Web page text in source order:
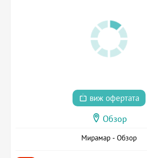
виж офертата
Обзор
Мирамар - Обзор